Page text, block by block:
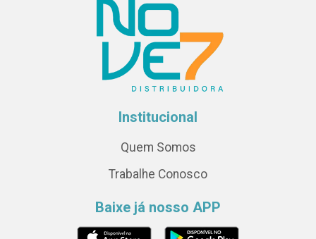
Institucional
Quem Somos
Trabalhe Conosco
Baixe já nosso APP